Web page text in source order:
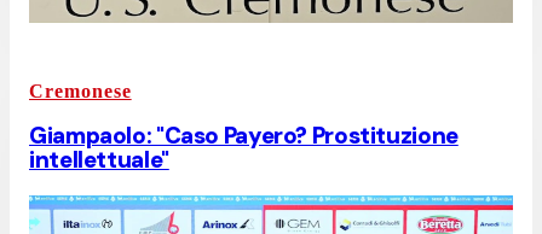
Cremonese
Giampaolo: "Caso Payero? Prostituzione
intellettuale"